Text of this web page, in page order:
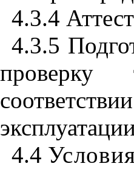
4.3.4
4.3.5
проверку
4.4